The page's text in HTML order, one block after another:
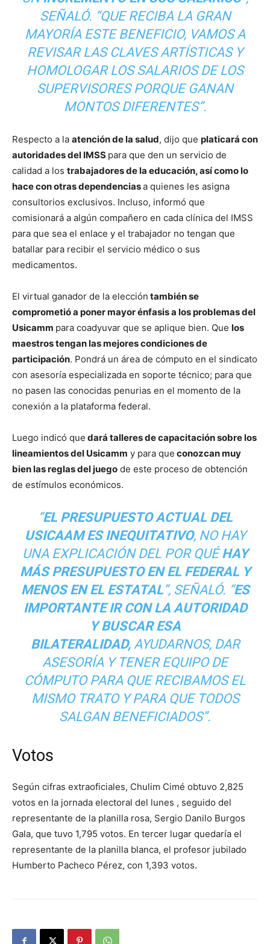
SEÑALÓ. “QUE RECIBA LA GRAN
MAYORÍA ESTE BENEFICIO, VAMOS A
REVISAR LAS CLAVES ARTÍSTICAS Y
HOMOLOGAR LOS SALARIOS DE LOS
SUPERVISORES PORQUE GANAN
MONTOS DIFERENTES”.
Respecto a la atención de la salud, dijo que platicará con
autoridades del IMSS para que den un servicio de
calidad a los trabajadores de la educación, así como lo
hace con otras dependenciasa quienes les asigna
consultorios exclusivos. Incluso, informó que
comisionará a algún compañero en cada clínica del IMSS
para que sea el enlace y el trabajador no tengan que
batallar para recibir el servicio médico o sus
medicamentos.
El virtual ganador de la elección también se
comprometió a poner mayor énfasis a los problemas del
Usicamm para coadyuvar que se aplique bien. Que los
maestros tengan las mejores condiciones de
participación. Pondrá un área de cómputo en el sindicato
con asesoría especializada en soporte técnico; para que
no pasen las conocidas penurias en el momento de la
conexión a la plataforma federal.
Luego indicó que dará talleres de capacitación sobre los
lineamientos del Usicamm y para que conozcan muy
bien las reglas del juego de este proceso de obtención
de estímulos económicos.
“EL PRESUPUESTO ACTUAL DEL
USICAAM ES INEQUITATIVO, NO HAY
UNA EXPLICACIÓN DEL POR QUÉHAY
MÁS PRESUPUESTO EN EL FEDERAL Y
MENOS EN EL ESTATAL”, SEÑALÓ. “ES
IMPORTANTE IR CON LA AUTORIDAD
Y BUSCAR ESA
BILATERALIDAD,AYUDARNOS, DAR
ASESORÍA Y TENER EQUIPO DE
CÓMPUTO PARA QUE RECIBAMOS EL
MISMO TRATO Y PARA QUE TODOS
SALGAN BENEFICIADOS”.
Votos
Según cifras extraoficiales, Chulim Cimé obtuvo 2,825
votos en la jornada electoral del lunes , seguido del
representante de la planilla rosa, Sergio Danilo Burgos
Gala, que tuvo 1,795 votos. En tercer lugar quedaría el
representante de la planilla blanca, el profesor jubilado
Humberto Pacheco Pérez, con 1,393 votos.